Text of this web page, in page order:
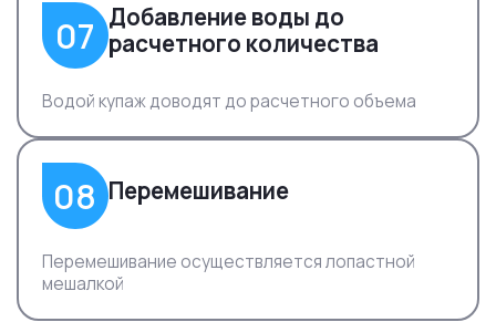
07 Добавление воды до
расчетного количества
Водой купаж доводят до расчетного объема
08 Перемешивание
Перемешивание осуществляется лопастной
мешалкой